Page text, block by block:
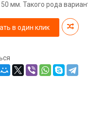
мм. Такого рода
в один клик